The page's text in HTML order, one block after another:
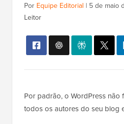
Por Equipe Editorial | 5 de maio
Leitor
Por padrão, o WordPress não
todos os autores do seu blog